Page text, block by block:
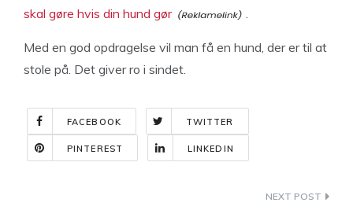
skal gøre hvis din hund gør
.
Med en god opdragelse vil man få en hund, der er til at
stole på. Det giver ro i sindet.
FACEBOOK TWITTER
PINTEREST LINKEDIN